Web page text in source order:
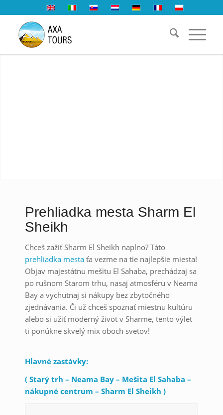
Prehliadka mesta Sharm El
Sheikh
Chceš zažiť Sharm El Sheikh naplno? Táto
prehliadka mesta ťa vezme na tie najlepšie miesta!
Objav majestátnu mešitu El Sahaba, prechádzaj sa
po rušnom Starom trhu, nasaj atmosféru v Neama
Bay a vychutnaj si nákupy bez zbytočného
zjednávania. Či už chceš spoznať miestnu kultúru
alebo si užiť moderný život v Sharme, tento výlet
ti ponúkne skvelý mix oboch svetov!
Hlavné zastávky:
( Starý trh – Neama Bay – Mešita El Sahaba –
nákupné centrum – Sharm El Sheikh )